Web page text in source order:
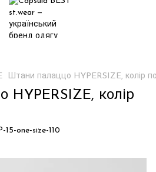
Штани палаццо HYPERSIZE, колір
HYPERSIZE, колір
15-one-size-110